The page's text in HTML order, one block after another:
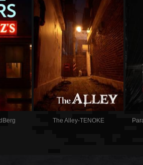
The Alley-TENOKE